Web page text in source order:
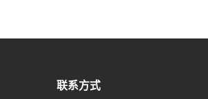
联系方式